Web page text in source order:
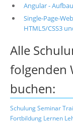
Angular -
Single-Page-
HTML5/CSS3
Alle
folgenden
buchen:
SchulungSeminar
Fortbildung Lernen